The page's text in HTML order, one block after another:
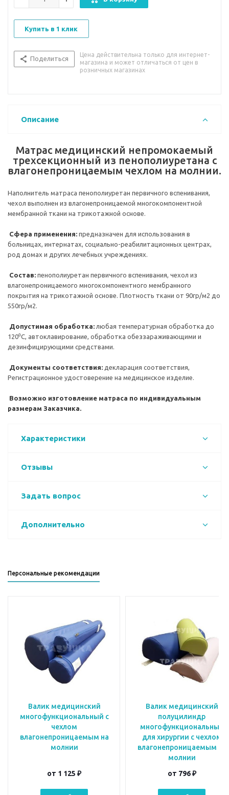
Купить в 1 клик
Поделиться
Цена действительна только для интернет-
магазина и может отличаться от цен в
розничных магазинах
Описание
Матрас медицинский непромокаемый
трехсекционный из пенополиуретана с
влагонепроницаемым чехлом на молнии.
Наполнитель матраса пенополиуретан первичного вспенивания,
чехол выполнен из влагонепроницаемой многокомпонентной
мембранной ткани на трикотажной основе.
Сфера применения: предназначен для использования в
больницах, интернатах, социально-реабилитационных центрах,
род домах и других лечебных учреждениях.
Состав: пенополиуретан первичного вспенивания, чехол из
влагонепроницаемого многокомпонентного мембранного
покрытия на трикотажной основе. Плотность ткани от 90гр/м2 до
550гр/м2.
Допустимая обработка: любая температурная обработка до
120⁰С, автоклавирование, обработка обеззараживающими и
дезинфицирующими средствами.
Документы соответствия: декларация соответствия,
Регистрационное удостоверение на медицинское изделие.
Возможно изготовление матраса по индивидуальным
размерам Заказчика.
Характеристики
Отзывы
Задать вопрос
Дополнительно
Персональные рекомендации
Валик медицинский
многофункциональный с
чехлом
влагонепроницаемым на
молнии
от 1 125 ₽
Валик медицинский
полуцилиндр
многофункциональный
для хирургии с чехлом
влагонепроницаемым на
молнии
от 796 ₽